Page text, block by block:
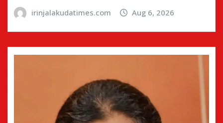
irinjalakudatimes.com Aug 6, 2026